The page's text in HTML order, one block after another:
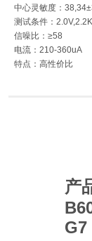
中心灵敏度：
测试条件：
信噪比：≥58
电流：210-360uA
特点：高性价比
产
G7